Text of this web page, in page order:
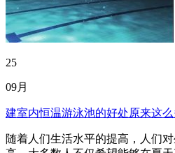
25
09月
建室内恒温游泳池的好处原来这么
随着人们生活水平的提高，人们